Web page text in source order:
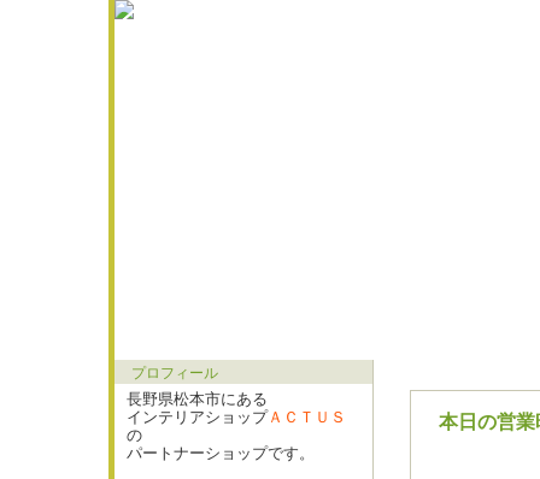
本日の営
プロフィール
長野県松本市にある
インテリアショップＡＣＴＵＳ
の
パートナーショップです。